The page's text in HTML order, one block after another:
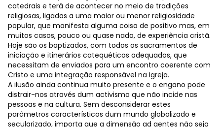
catedrais e terá de acontecer no meio de tradições
religiosas, ligadas a uma maior ou menor religiosidade
popular, que manifesta alguma coisa de positivo mas, em
muitos casos, pouco ou quase nada, de experiência cristã.
Hoje são os baptizados, com todos os sacramentos de
iniciação e itinerários catequéticos adequados, que
necessitam de enviados para um encontro coerente com
Cristo e uma integração responsável na Igreja.
A ilusão ainda continua muito presente e o engano pode
distrair-nos através dum activismo que não incide nas
pessoas e na cultura. Sem desconsiderar estes
parâmetros característicos dum mundo globalizado e
secularizado, importa que a dimensão ad gentes não seja